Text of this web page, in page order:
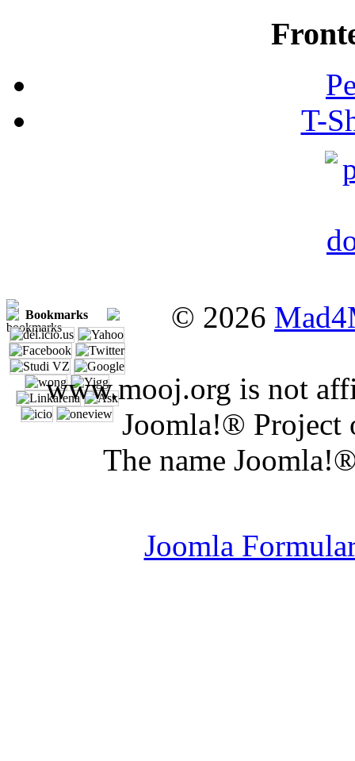
T-
Bookmarks © 2026
www.mooj.org is not
Joomla!® Project
The name
Joomla